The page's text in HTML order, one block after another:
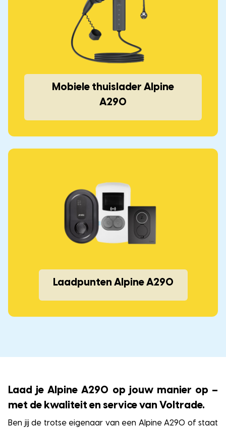
Mobiele thuislader Alpine
A290
Laadpunten Alpine A290
Laad je Alpine A290 op jouw manier op –
met de kwaliteit en service van Voltrade.
Ben jij de trotse eigenaar van een Alpine A290 of staat